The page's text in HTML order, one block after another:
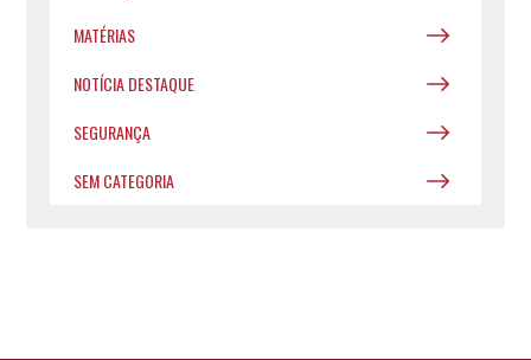
MATÉRIAS
NOTÍCIA DESTAQUE
SEGURANÇA
SEM CATEGORIA